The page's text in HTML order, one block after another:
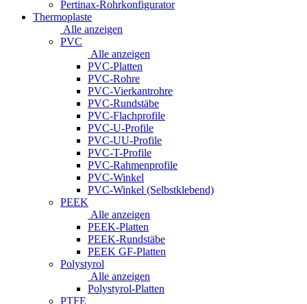
Pertinax-Rohrkonfigurator
Thermoplaste
Alle anzeigen
PVC
Alle anzeigen
PVC-Platten
PVC-Rohre
PVC-Vierkantrohre
PVC-Rundstäbe
PVC-Flachprofile
PVC-U-Profile
PVC-UU-Profile
PVC-T-Profile
PVC-Rahmenprofile
PVC-Winkel
PVC-Winkel (Selbstklebend)
PEEK
Alle anzeigen
PEEK-Platten
PEEK-Rundstäbe
PEEK GF-Platten
Polystyrol
Alle anzeigen
Polystyrol-Platten
PTFE